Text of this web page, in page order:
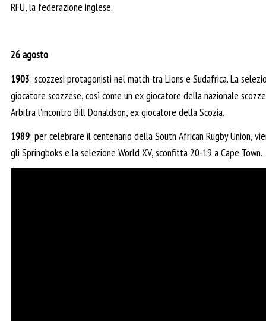
RFU, la federazione inglese.
26 agosto
1903: scozzesi protagonisti nel match tra Lions e Sudafrica. La
giocatore scozzese, così come un ex giocatore della nazionale
Arbitra l’incontro Bill Donaldson, ex giocatore della Scozia.
1989: per celebrare il centenario della South African Rugby Union,
gli Springboks e la selezione World XV, sconfitta 20-19 a Cape Town.